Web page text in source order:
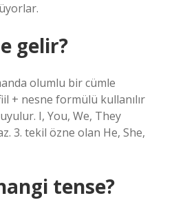
gelir?
olumlu bir cümle
+ nesne formülü kullanılır
I, You, We, They
3. tekil özne olan He, She,
tense?